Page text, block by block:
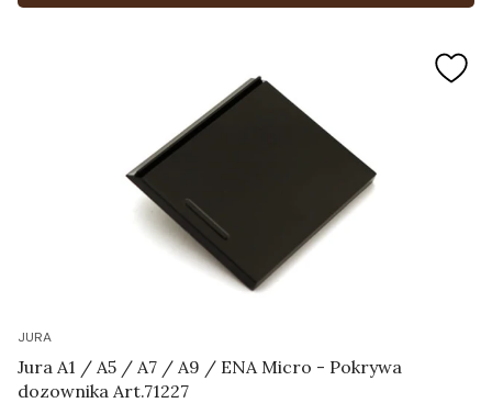
JURA
Jura A1 / A5 / A7 / A9 / ENA Micro - Pokrywa
dozownika Art.71227